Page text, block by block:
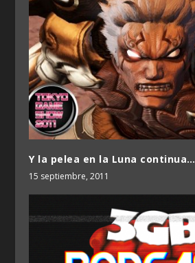
Y la pelea en la Luna continua…
15 septiembre, 2011